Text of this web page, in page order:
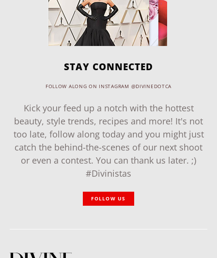
STAY CONNECTED
FOLLOW ALONG ON INSTAGRAM @DIVINEDOTCA
Kick your feed up a notch with the hottest
beauty, style trends, recipes and more! It's not
too late, follow along today and you might just
catch the behind-the-scenes of our next shoot
or even a contest. You can thank us later. ;)
#Divinistas
FOLLOW US